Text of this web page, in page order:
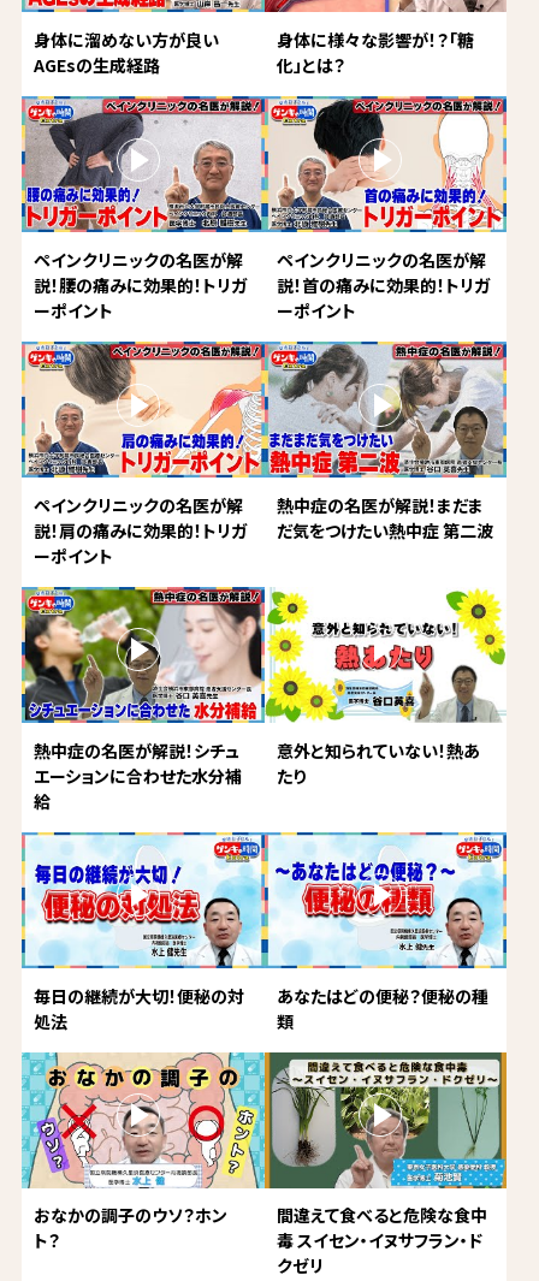
身体に溜めない方が良い
AGEsの生成経路
身体に様々な影響が！？「糖
化」とは？
ペインクリニックの名医が解
説！腰の痛みに効果的！トリガ
ーポイント
ペインクリニックの名医が解
説！首の痛みに効果的！トリガ
ーポイント
ペインクリニックの名医が解
説！肩の痛みに効果的！トリガ
ーポイント
熱中症の名医が解説！まだま
だ気をつけたい熱中症 第二波
熱中症の名医が解説！シチュ
エーションに合わせた水分補
給
意外と知られていない！熱あ
たり
毎日の継続が大切！便秘の対
処法
あなたはどの便秘？便秘の種
類
おなかの調子のウソ？ホン
ト？
間違えて食べると危険な食中
毒 スイセン・イヌサフラン・ド
クゼリ